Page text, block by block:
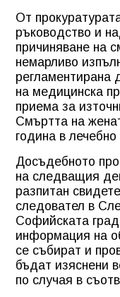
От
ръководство и
причиняване на
немарливо
регламентирана
на медицинска
приема за
Смъртта на
година в
Досъдебното
на следващия
разпитан
следовател в
Софийската
информация на
се събират и
бъдат изяснени
по случая в